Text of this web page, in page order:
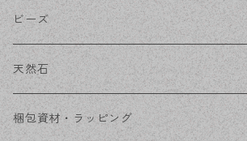
チェーン
その他
ファーボール
リボン金具
ビーズ
天然石
穴あき
梱包資材・ラッピング